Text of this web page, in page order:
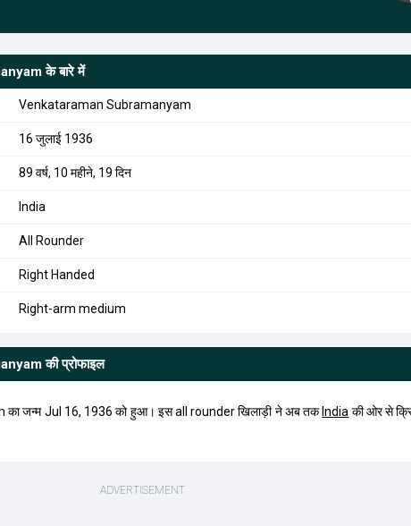
के बारे में
Venkataraman Subramanyam
16 जुलाई 1936
89 वर्ष, 10 महीने, 19 दिन
India
All Rounder
Right Handed
Right-arm medium
की प्रोफाइल
जन्म Jul 16, 1936 को हुआ। इस all rounder खिलाड़ी ने अब तक India की ओर से